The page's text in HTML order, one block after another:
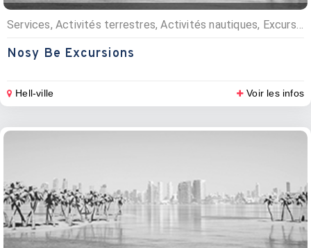
Services, Activités terrestres, Activités nautiques, Excursions, Excursions, Agences d’excursions
Nosy Be Excursions
Hell-ville Voir les infos